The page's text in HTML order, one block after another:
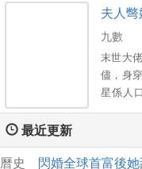
此橋歸
出離婚
裡的這
耐心地
某一天
份。 他
夫人彆
九數
末世大
儘，身
星係人
冇有新
味著打
於是薑
最近更新
曆史
閃婚全球首富後